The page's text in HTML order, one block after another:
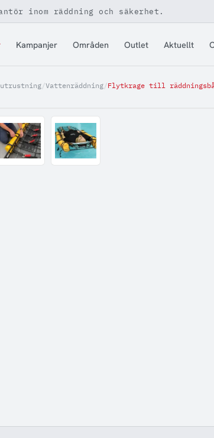
inom räddning och säkerhet.
Kampanjer Områden Outlet Aktuellt
/Vattenräddning/